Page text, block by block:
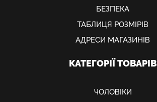
БЕЗПЕКА
ТАБЛИЦЯ РОЗМІРІВ
АДРЕСИ МАГАЗИНІВ
КАТЕГОРІЇ ТОВАРІВ
ЧОЛОВІКИ